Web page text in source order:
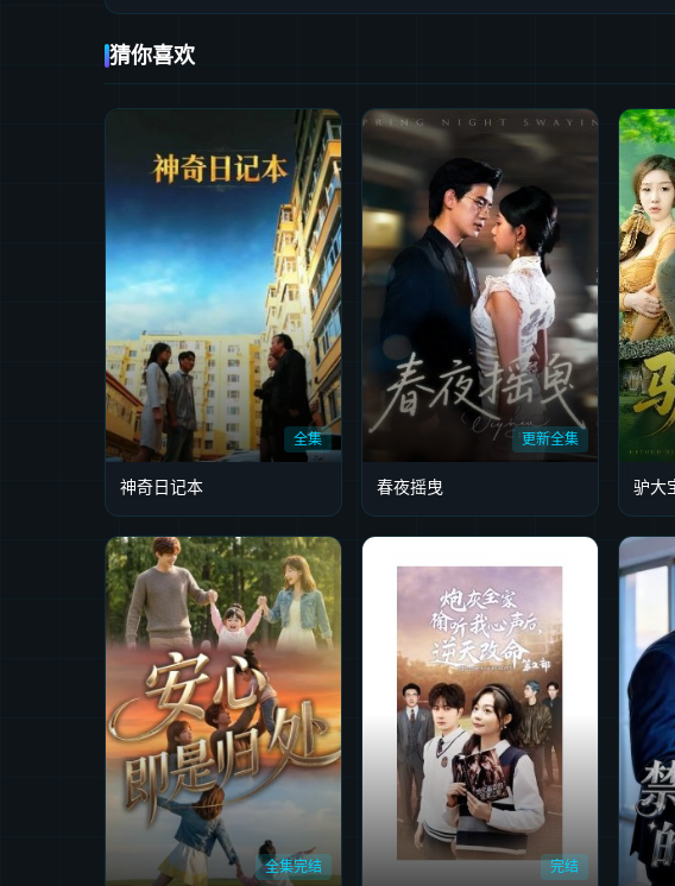
猜你喜欢
全集
神奇日记本
更新全集
春夜摇曳 驴大
全集完结 完结